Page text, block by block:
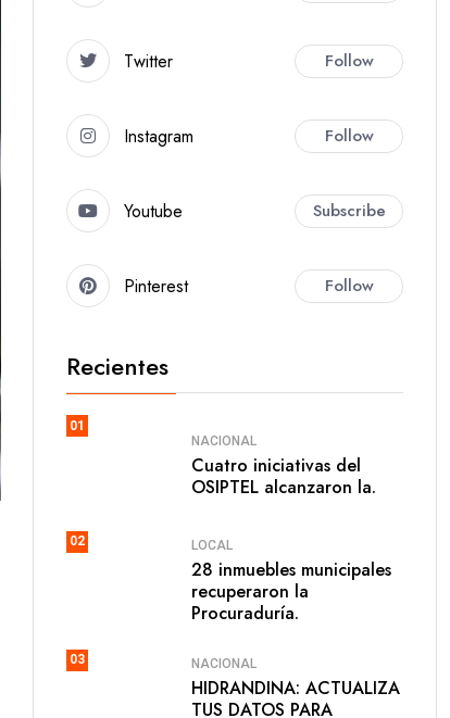
Twitter Follow
Instagram Follow
Youtube Subscribe
Pinterest Follow
Recientes
01
NACIONAL
Cuatro iniciativas del
OSIPTEL alcanzaron la.
02 LOCAL
28 inmuebles municipales
recuperaron la
Procuraduría.
03 NACIONAL
HIDRANDINA: ACTUALIZA
TUS DATOS PARA